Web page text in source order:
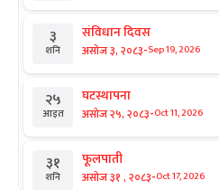
३
शनि
संविधान दिवस
असोज ३, २०८३-Sep 19, 2026
२५
आइत
घटस्थापना
असोज २५, २०८३-Oct 11, 2026
३१
शनि
फूलपाती
असोज ३१ , २०८३-Oct 17, 2026